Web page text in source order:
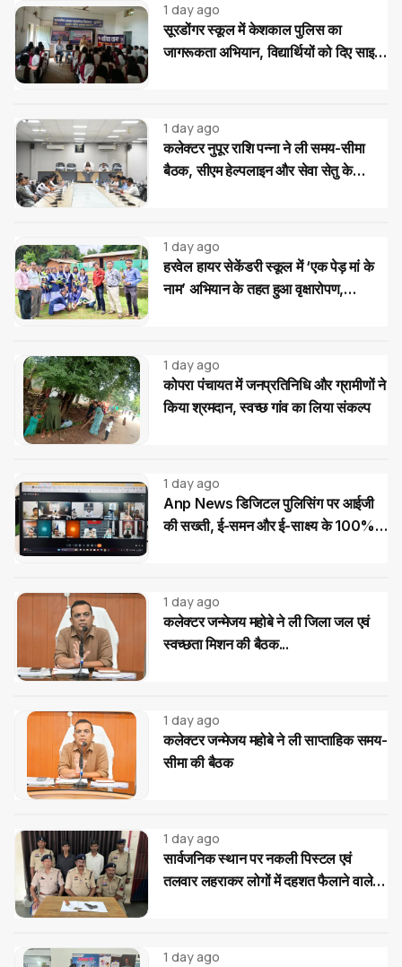
1 day ago
सूरडोंगर स्कूल में केशकाल पुलिस का
जागरूकता अभियान, विद्यार्थियों को दिए साइबर
1 day ago
कलेक्टर नुपूर राशि पन्ना ने ली समय-सीमा
बैठक, सीएम हेल्पलाइन और सेवा सेतु के
1 day ago
हरवेल हायर सेकेंडरी स्कूल में ‘एक पेड़ मां के
नाम’ अभियान के तहत हुआ वृक्षारोपण,
1 day ago
कोपरा पंचायत में जनप्रतिनिधि और ग्रामीणों ने
किया श्रमदान, स्वच्छ गांव का लिया संकल्प
1 day ago
Anp News डिजिटल पुलिसिंग पर आईजी
की सख्ती, ई-समन और ई-साक्ष्य के 100%
1 day ago
कलेक्टर जन्मेजय महोबे ने ली जिला जल एवं
स्वच्छता मिशन की बैठक...
1 day ago
कलेक्टर जन्मेजय महोबे ने ली साप्ताहिक समय-
सीमा की बैठक
1 day ago
सार्वजनिक स्थान पर नकली पिस्टल एवं
तलवार लहराकर लोगों में दहशत फैलाने वाले
1 day ago